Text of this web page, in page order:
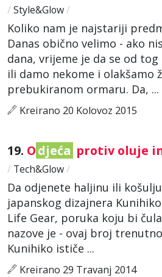
/ Style&Glow/
Koliko nam je najstariji
Danas obično velimo - ako
dana, vrijeme je da se od
ili damo nekome i olakšamo
prebukiranom ormaru. Da, ...
Kreirano 20 Kolovoz 2015
19. Odjeća protiv oluje
/ Tech&Glow/
Da odjenete haljinu ili
japanskog dizajnera
Life Gear, poruka koju bi
nazove je - ovaj broj
Kunihiko ističe ...
Kreirano 29 Travanj 2014